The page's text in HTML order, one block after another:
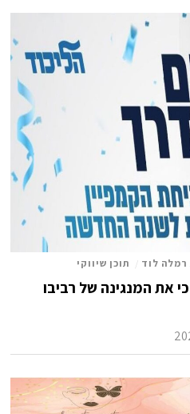
לוד תוכן שיווקי
את המנגינה של רביבו